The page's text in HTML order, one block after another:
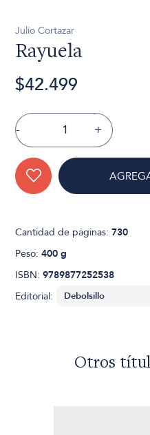
Julio Cortazar
Rayuela
$42.499
- +
Cantidad de páginas:730
Peso:400 g
ISBN:9789877252538
Editorial:
Otros